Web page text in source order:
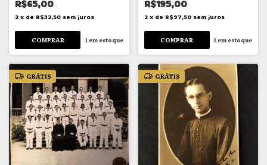
R$65,00
2 x de R$32,50 sem juros
1em estoque
R$195,00
2 x de R$97,50 sem juros
1 em estoque
GRÁTIS GRÁTIS